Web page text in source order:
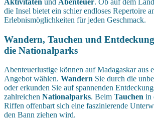
Aktivitäten und Abenteuer. Ob auf dem
die Insel bietet ein schier endloses Repertoire
Erlebnismöglichkeiten für jeden Geschmack.
Wandern, Tauchen und
die Nationalparks
Abenteuerlustige können auf Madagaskar aus
Angebot wählen. Wandern Sie durch die
oder erkunden Sie auf spannenden
zahlreichen Nationalparks. Beim Tauchen in
Riffen offenbart sich eine faszinierende
den Bann ziehen wird.